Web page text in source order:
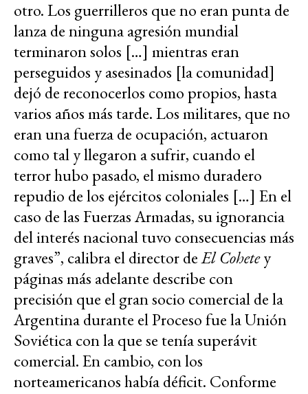
otro. Los guerrilleros que no eran punta de
lanza de ninguna agresión mundial
terminaron solos […] mientras eran
perseguidos y asesinados [la comunidad]
dejó de reconocerlos como propios, hasta
varios años más tarde. Los militares, que no
eran una fuerza de ocupación, actuaron
como tal y llegaron a sufrir, cuando el
terror hubo pasado, el mismo duradero
repudio de los ejércitos coloniales […] En el
caso de las Fuerzas Armadas, su ignorancia
del interés nacional tuvo consecuencias más
graves”, calibra el director deEl Cohetey
páginas más adelante describe con
precisión que el gran socio comercial de la
Argentina durante el Proceso fue la Unión
Soviética con la que se tenía superávit
comercial. En cambio, con los
norteamericanos había déficit. Conforme